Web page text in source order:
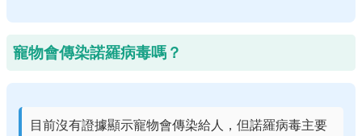
寵物會傳染諾羅病毒嗎？
目前沒有證據顯示寵物會傳染給人，但諾羅病毒主要